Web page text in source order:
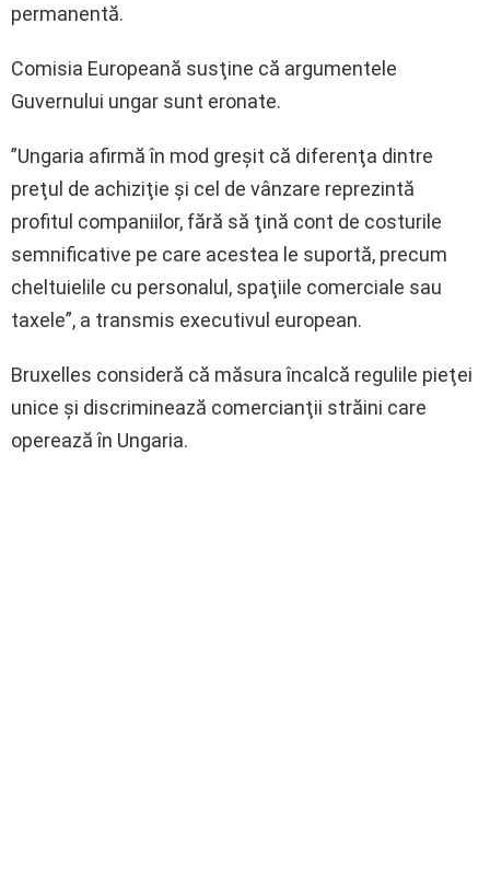
permanentă.
Comisia Europeană susţine că argumentele
Guvernului ungar sunt eronate.
”Ungaria afirmă în mod greşit că diferenţa dintre
preţul de achiziţie şi cel de vânzare reprezintă
profitul companiilor, fără să ţină cont de costurile
semnificative pe care acestea le suportă, precum
cheltuielile cu personalul, spaţiile comerciale sau
taxele”, a transmis executivul european.
Bruxelles consideră că măsura încalcă regulile pieţei
unice şi discriminează comercianţii străini care
operează în Ungaria.